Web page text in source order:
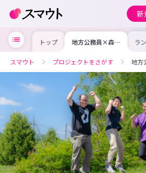
新
トップ 地方公務員×森の
暮らし。未経験か
るプロデューサー
募集！
ラ
スマウト プロジェクトをさがす 地方